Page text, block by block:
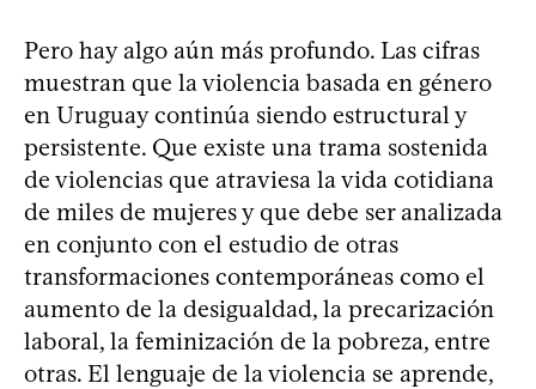
Pero hay algo aún más profundo. Las cifras
muestran que la violencia basada en género
en Uruguay continúa siendo estructural y
persistente. Que existe una trama sostenida
de violencias que atraviesa la vida cotidiana
de miles de mujeres y que debe ser analizada
en conjunto con el estudio de otras
transformaciones contemporáneas como el
aumento de la desigualdad, la precarización
laboral, la feminización de la pobreza, entre
otras. El lenguaje de la violencia se aprende,